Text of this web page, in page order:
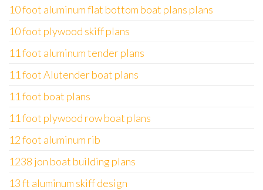
10 foot aluminum flat bottom boat plans plans
10 foot plywood skiff plans
11 foot aluminum tender plans
11 foot Alutender boat plans
11 foot boat plans
11 foot plywood row boat plans
12 foot aluminum rib
1238 jon boat building plans
13 ft aluminum skiff design